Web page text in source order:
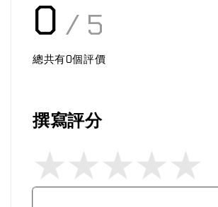
0 / 5
總共有0個評價
撰寫評分